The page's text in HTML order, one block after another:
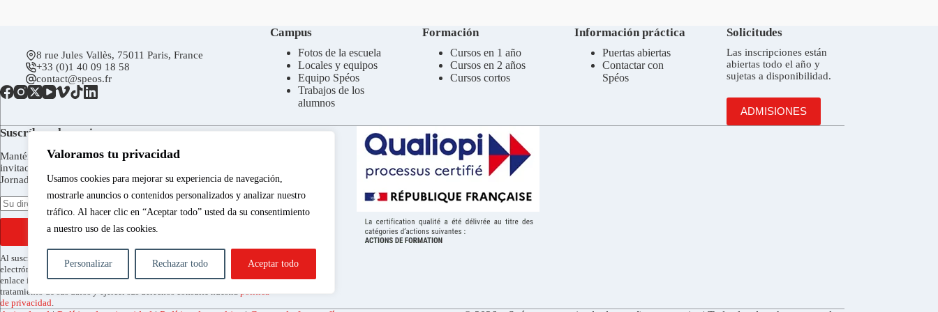
Valoramos tu privacidad
Usamos cookies para mejorar su experiencia de navegación,
mostrarle anuncios o contenidos personalizados y analizar nuestro
tráfico. Al hacer clic en “Aceptar todo” usted da su consentimiento
a nuestro uso de las cookies.
Personalizar Rechazar todo Aceptar todo
8 rue Jules Vallès, 75011 Paris, France
+33 (0)1 40 09 18 58
contact@speos.fr
Campus
Fotos de la escuela
Locales y equipos
Equipo Spéos
Trabajos de los
alumnos
Formación
Cursos en 1 año
Cursos en 2 años
Cursos cortos
Información práctica
Puertas abiertas
Contactar con
Spéos
Solicitudes
Las inscripciones están
abiertas todo el año y
sujetas a disponibilidad.
ADMISIONES
Suscríbase hoy mismo
Manténgase en contacto para recibir el boletín de Spéos,
invitaciones a las inauguraciones de la Galería Spéos, a las
Jornadas de Puertas Abiertas, etc.
ENVIAR
Al suscribirse acepta recibir la newsletter de Spéos por correo
electrónico. Puede darse de baja en cualquier momento a través del
enlace incluido en cada envío. Para obtener más información sobre el
tratamiento de sus datos y ejercer sus derechos consulte nuestrapolítica
de privacidad.